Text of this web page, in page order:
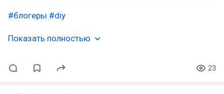
#блогеры #diy
Показать полностью
23